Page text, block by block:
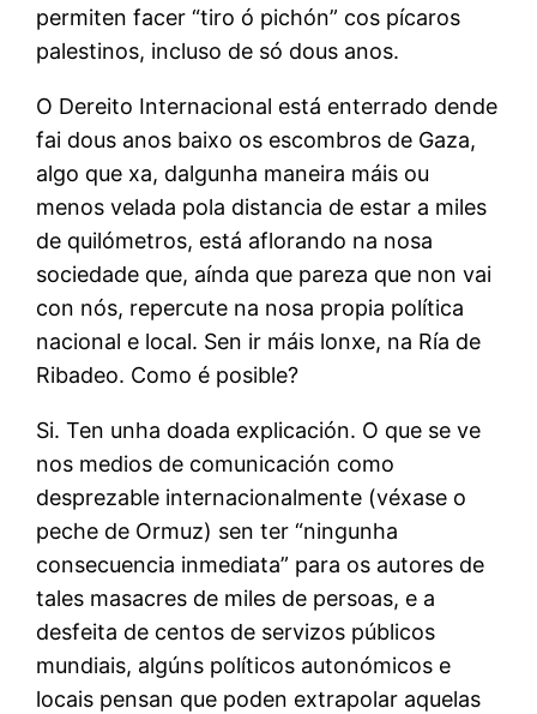
permiten facer “tiro ó pichón” cos pícaros
palestinos, incluso de só dous anos.
O Dereito Internacional está enterrado dende
fai dous anos baixo os escombros de Gaza,
algo que xa, dalgunha maneira máis ou
menos velada pola distancia de estar a miles
de quilómetros, está aflorando na nosa
sociedade que, aínda que pareza que non vai
con nós, repercute na nosa propia política
nacional e local. Sen ir máis lonxe, na Ría de
Ribadeo. Como é posible?
Si. Ten unha doada explicación. O que se ve
nos medios de comunicación como
desprezable internacionalmente (véxase o
peche de Ormuz) sen ter “ningunha
consecuencia inmediata” para os autores de
tales masacres de miles de persoas, e a
desfeita de centos de servizos públicos
mundiais, algúns políticos autonómicos e
locais pensan que poden extrapolar aquelas